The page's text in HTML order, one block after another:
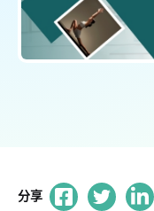
分享